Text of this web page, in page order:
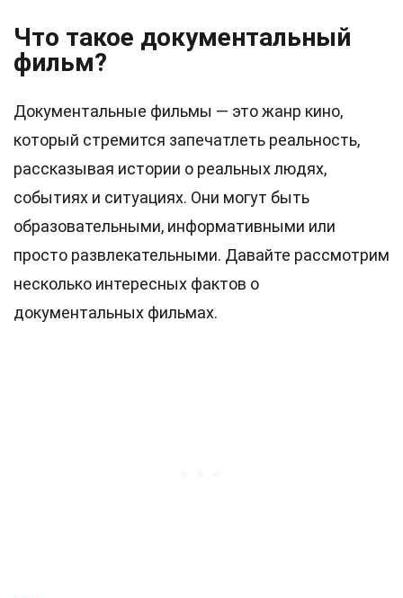
Что такое документальный
фильм?
Документальные фильмы — это жанр кино,
который стремится запечатлеть реальность,
рассказывая истории о реальных людях,
событиях и ситуациях. Они могут быть
образовательными, информативными или
просто развлекательными. Давайте рассмотрим
несколько интересных фактов о
документальных фильмах.